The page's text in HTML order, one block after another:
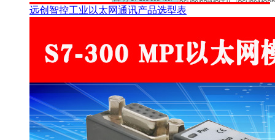
远创智控工业以太网通讯产品选型表